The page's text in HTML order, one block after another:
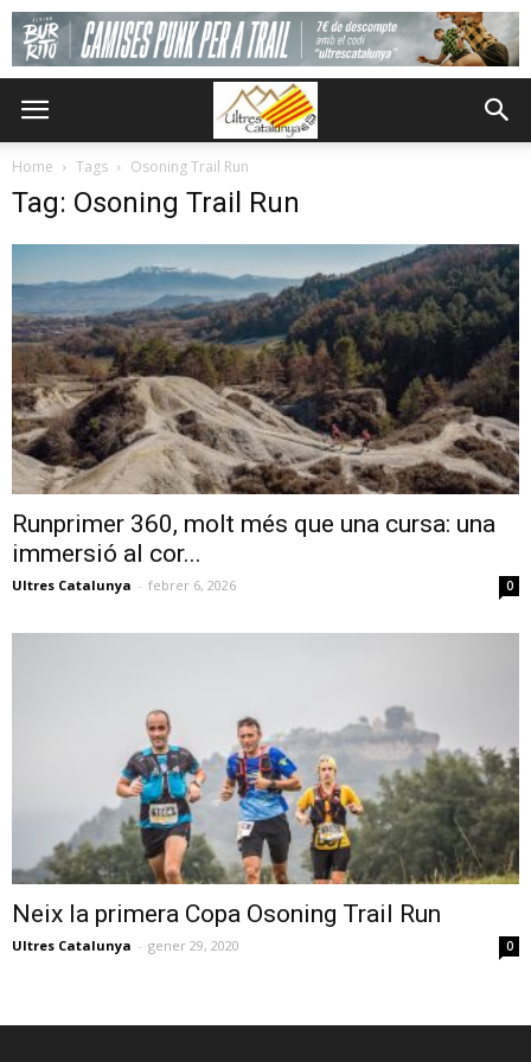
Home Tags Osoning Trail Run
Tag: Osoning Trail Run
Runprimer 360, molt més que una cursa: una
immersió al cor...
Ultres Catalunya - febrer 6, 2026 0
Neix la primera Copa Osoning Trail Run
Ultres Catalunya - gener 29, 2020 0